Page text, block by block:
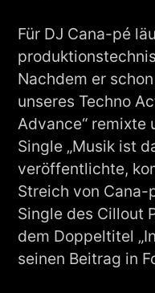
Für DJ Cana-pé
Nachdem er
unseres Techno
Advance“ remixte
Single „Musik ist
veröffentlichte,
Streich von Cana-
Single des Cillout
dem Doppeltitel
seinen Beitrag in